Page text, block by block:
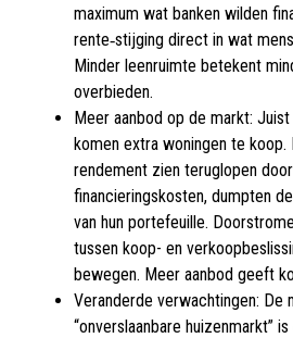
maximum wat banken wilden
rente‑stijging direct in wat
Minder leenruimte betekent
overbieden.
Meer aanbod op de markt: Juist
komen extra woningen te koop.
rendement zien teruglopen
financieringskosten, dumpten
van hun portefeuille.
tussen koop- en
bewegen. Meer aanbod geeft
Veranderde verwachtingen: De
“onverslaanbare huizenmarkt”